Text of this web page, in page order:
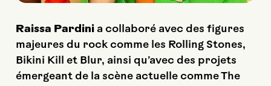
Raissa Pardini a collaboré avec des figures
majeures du rock comme les Rolling Stones,
Bikini Kill et Blur, ainsi qu’avec des projets
émergeant de la scène actuelle comme The